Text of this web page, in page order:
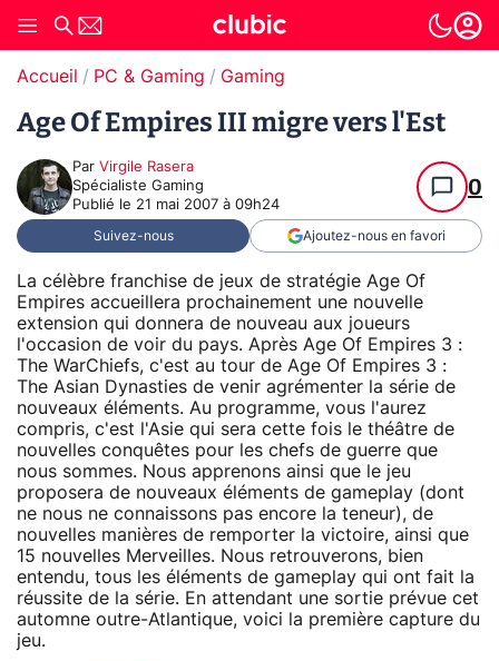
Accueil PC & Gaming Gaming
Age Of Empires III migre vers l'Est
Par Virgile Rasera
Spécialiste Gaming
Publié le 21 mai 2007 à 09h24
0
Suivez-nous Ajoutez-nous en favori
La célèbre franchise de jeux de stratégie Age Of
Empires accueillera prochainement une nouvelle
extension qui donnera de nouveau aux joueurs
l'occasion de voir du pays. Après Age Of Empires 3 :
The WarChiefs, c'est au tour de Age Of Empires 3 :
The Asian Dynasties de venir agrémenter la série de
nouveaux éléments. Au programme, vous l'aurez
compris, c'est l'Asie qui sera cette fois le théâtre de
nouvelles conquêtes pour les chefs de guerre que
nous sommes. Nous apprenons ainsi que le jeu
proposera de nouveaux éléments de gameplay (dont
ne nous ne connaissons pas encore la teneur), de
nouvelles manières de remporter la victoire, ainsi que
15 nouvelles Merveilles. Nous retrouverons, bien
entendu, tous les éléments de gameplay qui ont fait la
réussite de la série. En attendant une sortie prévue cet
automne outre-Atlantique, voici la première capture du
jeu.